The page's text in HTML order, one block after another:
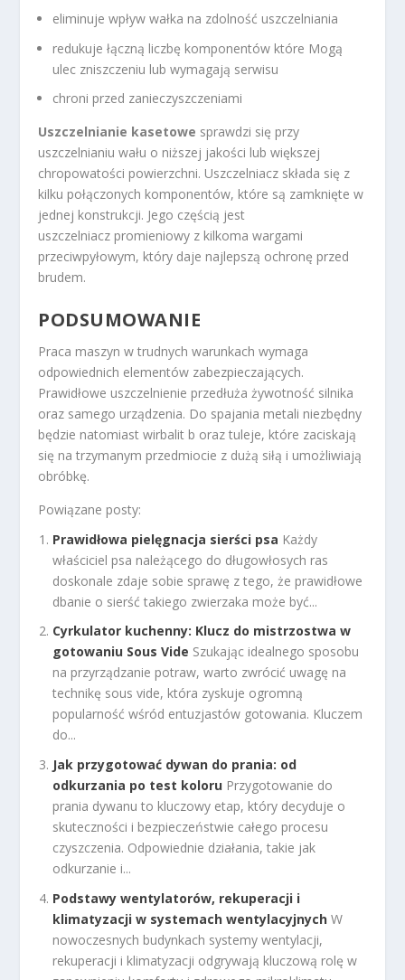
eliminuje wpływ wałka na zdolność uszczelniania
redukuje łączną liczbę komponentów które Mogą
ulec zniszczeniu lub wymagają serwisu
chroni przed zanieczyszczeniami
Uszczelnianie kasetowe sprawdzi się przy
uszczelnianiu wału o niższej jakości lub większej
chropowatości powierzchni. Uszczelniacz składa się z
kilku połączonych komponentów, które są zamknięte w
jednej konstrukcji. Jego częścią jest
uszczelniacz promieniowy z kilkoma wargami
przeciwpyłowym, który daje najlepszą ochronę przed
brudem.
PODSUMOWANIE
Praca maszyn w trudnych warunkach wymaga
odpowiednich elementów zabezpieczających.
Prawidłowe uszczelnienie przedłuża żywotność silnika
oraz samego urządzenia. Do spajania metali niezbędny
będzie natomiast wirbalit b oraz tuleje, które zaciskają
się na trzymanym przedmiocie z dużą siłą i umożliwiają
obróbkę.
Powiązane posty:
Prawidłowa pielęgnacja sierści psa Każdy
właściciel psa należącego do długowłosych ras
doskonale zdaje sobie sprawę z tego, że prawidłowe
dbanie o sierść takiego zwierzaka może być...
Cyrkulator kuchenny: Klucz do mistrzostwa w
gotowaniu Sous Vide Szukając idealnego sposobu
na przyrządzanie potraw, warto zwrócić uwagę na
technikę sous vide, która zyskuje ogromną
popularność wśród entuzjastów gotowania. Kluczem
do...
Jak przygotować dywan do prania: od
odkurzania po test koloru Przygotowanie do
prania dywanu to kluczowy etap, który decyduje o
skuteczności i bezpieczeństwie całego procesu
czyszczenia. Odpowiednie działania, takie jak
odkurzanie i...
Podstawy wentylatorów, rekuperacji i
klimatyzacji w systemach wentylacyjnych W
nowoczesnych budynkach systemy wentylacji,
rekuperacji i klimatyzacji odgrywają kluczową rolę w